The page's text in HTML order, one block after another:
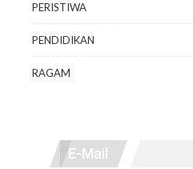
PERISTIWA
PENDIDIKAN
RAGAM
E-Mail